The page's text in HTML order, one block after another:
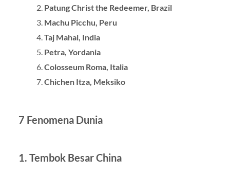
Patung Christ the Redeemer, Brazil
Machu Picchu, Peru
Taj Mahal, India
Petra, Yordania
Colosseum Roma, Italia
Chichen Itza, Meksiko
7 Fenomena Dunia
1. Tembok Besar China